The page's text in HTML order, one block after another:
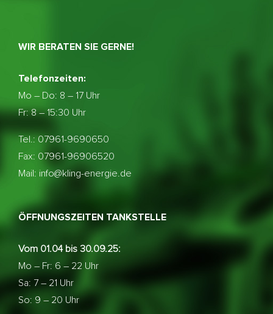
WIR BERATEN SIE GERNE!
Telefonzeiten:
Mo – Do: 8 – 17 Uhr
Fr: 8 – 15:30 Uhr
Tel.: 07961-9690650
Fax: 07961-96906520
Mail: info@kling-energie.de
ÖFFNUNGSZEITEN TANKSTELLE
Vom 01.04 bis 30.09.25:
Mo – Fr: 6 – 22 Uhr
Sa: 7 – 21 Uhr
So: 9 – 20 Uhr